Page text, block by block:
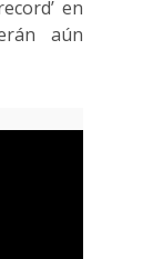
en
aún